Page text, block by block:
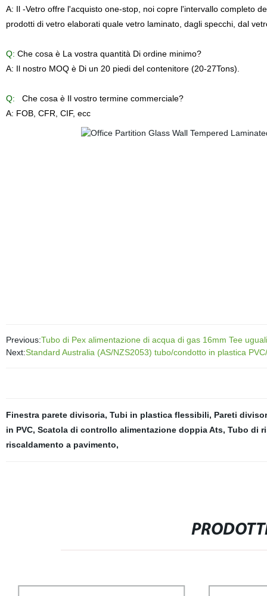
A: Il -Vetro offre l'acquisto one-stop, noi copre l'intervallo completo
prodotti di vetro elaborati quale vetro laminato, dagli specchi, dal
Q: Che cosa è La vostra quantità Di ordine minimo?
A: Il nostro MOQ è Di un 20 piedi del contenitore (20-27Tons).
Q: Che cosa è Il vostro termine commerciale?
A: FOB, CFR, CIF, ecc
Previous:Tubo di Pex alimentazione di acqua di gas 16mm Tee
Next:Standard Australia (AS/NZS2053) tubo/condotto in plastica
Finestra parete divisoria, Tubi in plastica flessibili, Pareti
in PVC, Scatola di controllo alimentazione doppia Ats, Tubo di
riscaldamento a pavimento,